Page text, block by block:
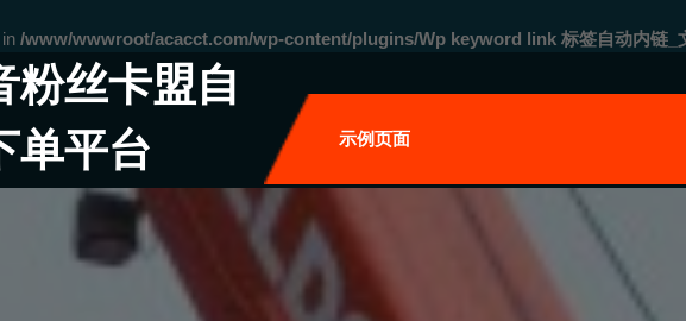
/www/wwwroot/acacct.com/wp-content/plugins/Wp keyword link 标签自动内链
粉丝卡盟自
单平台
示例页面